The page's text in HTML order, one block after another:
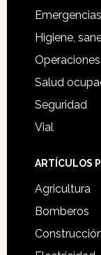
Emergencias
Higiene,
Operaciones
Salud
Seguridad
Vial
ARTÍCULOS
Agricultura
Bomberos